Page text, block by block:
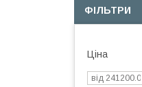
ФІЛЬТРИ
Ціна